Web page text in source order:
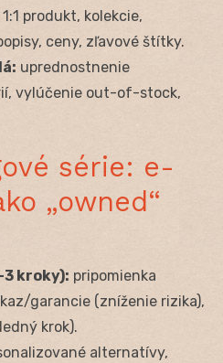
1:1 produkt, kolekcie,
ceny, zľavové štítky.
uprednostnenie
vylúčenie out-of-stock,
série: e-
„owned“
kroky): pripomienka
garancie (zníženie rizika),
krok).
alternatívy,